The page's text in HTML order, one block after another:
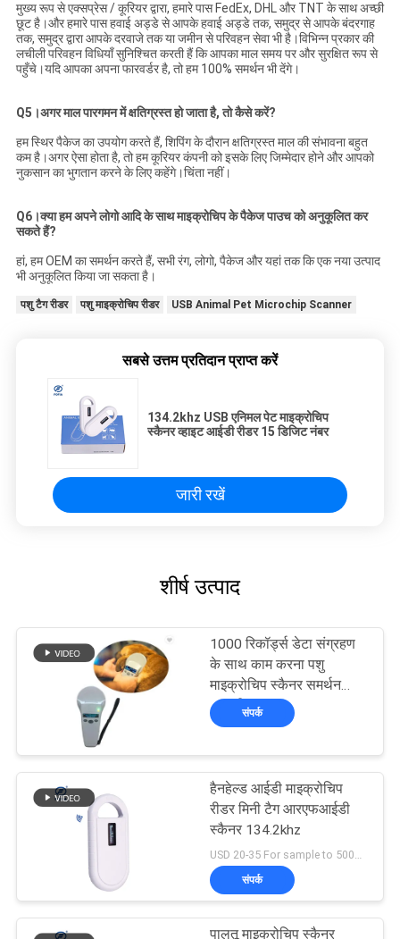
मुख्य रूप से एक्सप्रेस / कूरियर द्वारा, हमारे पास FedEx, DHL और TNT के साथ अच्छी
छूट है।और हमारे पास हवाई अड्डे से आपके हवाई अड्डे तक, समुद्र से आपके बंदरगाह
तक, समुद्र द्वारा आपके दरवाजे तक या जमीन से परिवहन सेवा भी है।विभिन्न प्रकार की
लचीली परिवहन विधियाँ सुनिश्चित करती हैं कि आपका माल समय पर और सुरक्षित रूप से
पहुँचे।यदि आपका अपना फारवर्डर है, तो हम 100% समर्थन भी देंगे।
Q5।अगर माल पारगमन में क्षतिग्रस्त हो जाता है, तो कैसे करें?
हम स्थिर पैकेज का उपयोग करते हैं, शिपिंग के दौरान क्षतिग्रस्त माल की संभावना बहुत
कम है।अगर ऐसा होता है, तो हम कूरियर कंपनी को इसके लिए जिम्मेदार होने और आपको
नुकसान का भुगतान करने के लिए कहेंगे।चिंता नहीं।
Q6।क्या हम अपने लोगो आदि के साथ माइक्रोचिप के पैकेज पाउच को अनुकूलित कर
सकते हैं?
हां, हम OEM का समर्थन करते हैं, सभी रंग, लोगो, पैकेज और यहां तक ​​कि एक नया उत्पाद
भी अनुकूलित किया जा सकता है।
पशु टैग रीडर पशु माइक्रोचिप रीडर USB Animal Pet Microchip Scanner
सबसे उत्तम प्रतिदान प्राप्त करें
134.2khz USB एनिमल पेट माइक्रोचिप
स्कैनर व्हाइट आईडी रीडर 15 डिजिट नंबर
जारी रखें
शीर्ष उत्पाद
1000 रिकॉर्ड्स डेटा संग्रहण
के साथ काम करना पशु
माइक्रोचिप स्कैनर समर्थन
यूएसबीसंपर्क
हैनहेल्ड आईडी माइक्रोचिप
रीडर मिनी टैग आरएफआईडी
स्कैनर 134.2khz
संपर्क
पालतू माइक्रोचिप स्कैनर